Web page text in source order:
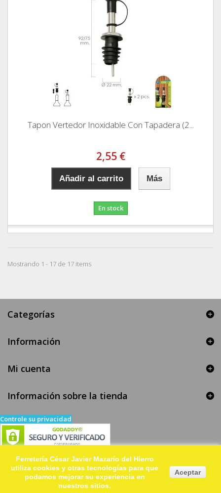
Tapon Vertedor Inoxidable Con Tapadera (2...
2,55 €
Añadir al carrito Más
En stock
Mostrando 1 - 17 de 17 items
Categorías
Información
Mi cuenta
Información sobre la tienda
Ferretería César Javier Mazarío del Hierro
utiliza cookies y otras tecnologías para que
podamos mejorar su experiencia en
nuestros sitios.
Aceptar
Controle su privacidad